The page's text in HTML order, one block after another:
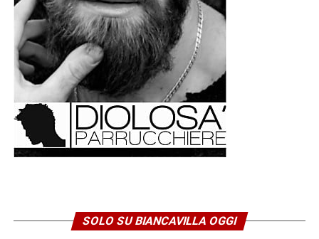
perduti o agli altri danni subiti e controllino le prossime
bollette per verificare l’eventuale accredito
dell’indennizzo previsto da ARERA.
© RIPRODUZIONE RISERVATA
SOLO SU BIANCAVILLA OGGI